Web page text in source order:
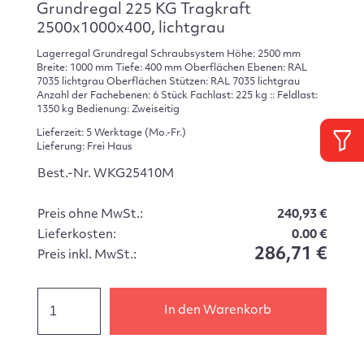
Grundregal 225 KG Tragkraft
2500x1000x400, lichtgrau
Lagerregal Grundregal Schraubsystem Höhe: 2500 mm
Breite: 1000 mm Tiefe: 400 mm Oberflächen Ebenen: RAL
7035 lichtgrau Oberflächen Stützen: RAL 7035 lichtgrau
Anzahl der Fachebenen: 6 Stück Fachlast: 225 kg :: Feldlast:
1350 kg Bedienung: Zweiseitig
Lieferzeit: 5 Werktage (Mo.-Fr.)
Lieferung: Frei Haus
Best.-Nr. WKG25410M
Preis ohne MwSt.:
240,93 €
Lieferkosten:
0.00 €
Preis inkl. MwSt.:
286,71 €
In den Warenkorb